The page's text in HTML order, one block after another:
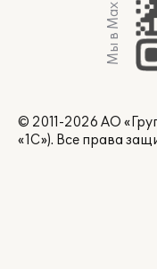
Мы в Max
© 2011-2026 АО
«1С»). Все права